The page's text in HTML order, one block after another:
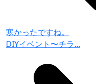
寒かったですね。
DIYイベント〜チラ...